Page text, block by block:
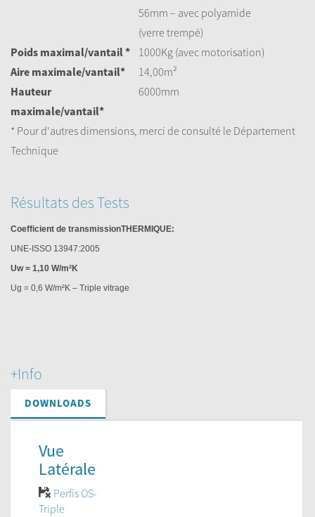
56mm – avec polyamide
(verre trempé)
Poids maximal/vantail *
1000Kg (avec motorisation)
Aire maximale/vantail*
14,00m²
Hauteur
maximale/vantail*
6000mm
* Pour d'autres dimensions, merci de consulté le Département
Technique
Résultats des Tests
Coefficient de transmissionTHERMIQUE:
UNE-ISSO 13947:2005
Uw = 1,10 W/m²K
Ug = 0,6 W/m²K – Triple vitrage
+Info
DOWNLOADS
Vue
Latérale
Perfis OS-
Triple